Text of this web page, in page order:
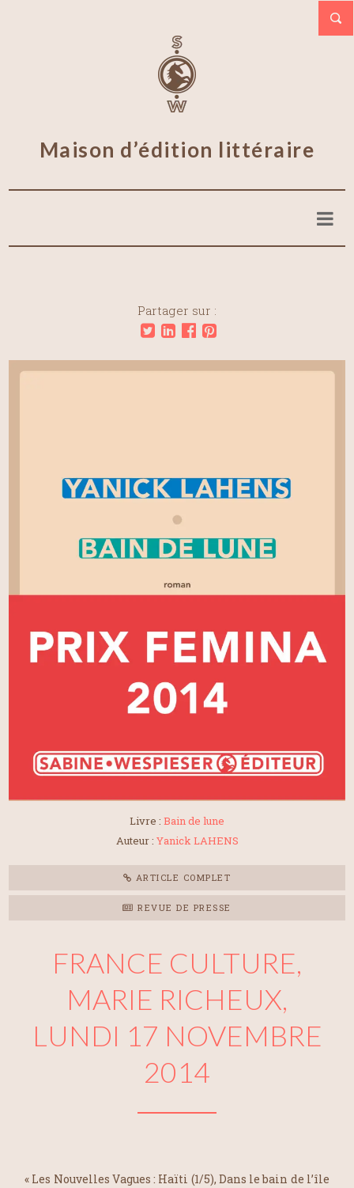
Maison d’édition littéraire
Partager sur :
Livre : Bain de lune
Auteur : Yanick LAHENS
ARTICLE COMPLET
REVUE DE PRESSE
FRANCE CULTURE,
MARIE RICHEUX,
LUNDI 17 NOVEMBRE
2014
« Les Nouvelles Vagues : Haïti (1/5), Dans le bain de l’île